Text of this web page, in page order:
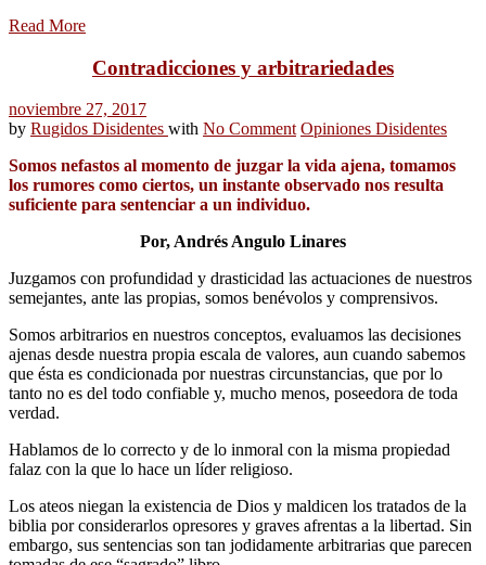
Read More
Contradicciones y arbitrariedades
noviembre 27, 2017
by Rugidos Disidentes with No Comment Opiniones Disidentes
Somos nefastos al momento de juzgar la vida ajena, tomamos
los rumores como ciertos, un instante observado nos resulta
suficiente para sentenciar a un individuo.
Por, Andrés Angulo Linares
Juzgamos con profundidad y drasticidad las actuaciones de nuestros
semejantes, ante las propias, somos benévolos y comprensivos.
Somos arbitrarios en nuestros conceptos, evaluamos las decisiones
ajenas desde nuestra propia escala de valores, aun cuando sabemos
que ésta es condicionada por nuestras circunstancias, que por lo
tanto no es del todo confiable y, mucho menos, poseedora de toda
verdad.
Hablamos de lo correcto y de lo inmoral con la misma propiedad
falaz con la que lo hace un líder religioso.
Los ateos niegan la existencia de Dios y maldicen los tratados de la
biblia por considerarlos opresores y graves afrentas a la libertad. Sin
embargo, sus sentencias son tan jodidamente arbitrarias que parecen